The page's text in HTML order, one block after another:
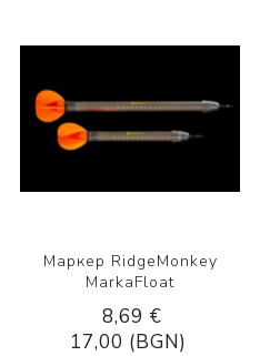
Маркер RidgeMonkey
MarkaFloat
8,69 €
17,00 (BGN)